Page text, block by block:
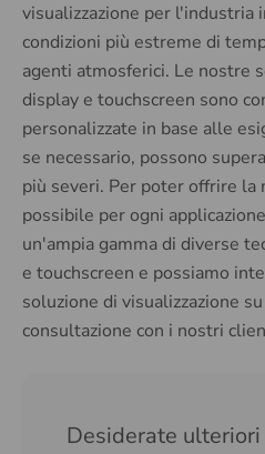
visualizzazione per l'industria
condizioni più estreme di
agenti atmosferici. Le nostre
display e touchscreen sono
personalizzate in base alle
se necessario, possono
più severi. Per poter offrire la
possibile per ogni
un'ampia gamma di diverse
e touchscreen e possiamo
soluzione di visualizzazione
consultazione con i nostri
Desiderate